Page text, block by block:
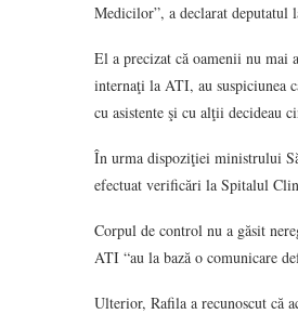
Medicilor”, a declarat deputatul
El a precizat că oamenii nu mai
internaţi la ATI, au suspiciunea
cu asistente şi cu alţii decideau
În urma dispoziţiei ministrului
efectuat verificări la Spitalul
Corpul de control nu a găsit
ATI “au la bază o comunicare
Ulterior, Rafila a recunoscut că